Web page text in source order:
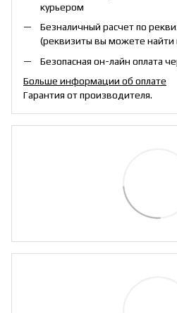
курьером
Безналичный расчет по
(реквизиты вы можете найти
Безопасная он-лайн оплата
Больше информации об оплате
Гарантия от производителя.